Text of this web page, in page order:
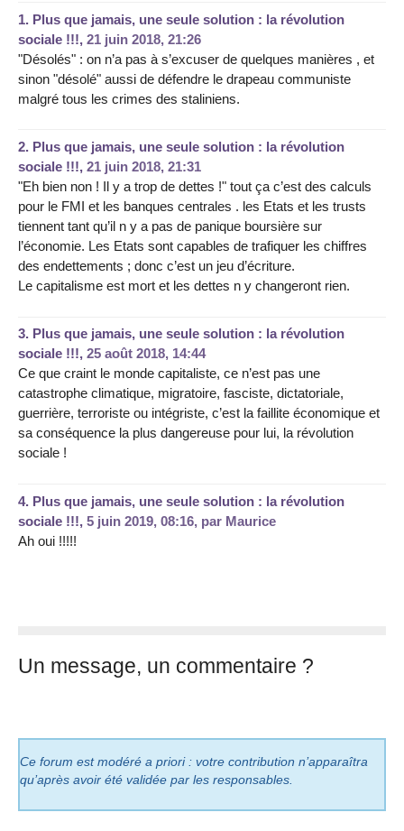
1. Plus que jamais, une seule solution : la révolution
sociale !!!, 21 juin 2018, 21:26
"Désolés" : on n’a pas à s’excuser de quelques manières , et
sinon "désolé" aussi de défendre le drapeau communiste
malgré tous les crimes des staliniens.
2. Plus que jamais, une seule solution : la révolution
sociale !!!, 21 juin 2018, 21:31
"Eh bien non ! Il y a trop de dettes !" tout ça c’est des calculs
pour le FMI et les banques centrales . les Etats et les trusts
tiennent tant qu’il n y a pas de panique boursière sur
l’économie. Les Etats sont capables de trafiquer les chiffres
des endettements ; donc c’est un jeu d’écriture.
Le capitalisme est mort et les dettes n y changeront rien.
3. Plus que jamais, une seule solution : la révolution
sociale !!!, 25 août 2018, 14:44
Ce que craint le monde capitaliste, ce n’est pas une
catastrophe climatique, migratoire, fasciste, dictatoriale,
guerrière, terroriste ou intégriste, c’est la faillite économique et
sa conséquence la plus dangereuse pour lui, la révolution
sociale !
4. Plus que jamais, une seule solution : la révolution
sociale !!!, 5 juin 2019, 08:16, par Maurice
Ah oui !!!!!
Un message, un commentaire ?
Ce forum est modéré a priori : votre contribution n’apparaîtra
qu’après avoir été validée par les responsables.